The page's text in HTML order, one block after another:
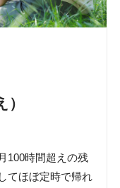
100時間超えの残
てほぼ定時で帰れ